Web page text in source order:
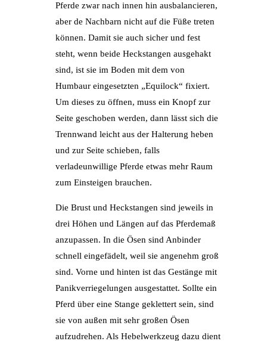
Pferde zwar nach innen hin ausbalancieren,
aber de Nachbarn nicht auf die Füße treten
können. Damit sie auch sicher und fest
steht, wenn beide Heckstangen ausgehakt
sind, ist sie im Boden mit dem von
Humbaur eingesetzten „Equilock“ fixiert.
Um dieses zu öffnen, muss ein Knopf zur
Seite geschoben werden, dann lässt sich die
Trennwand leicht aus der Halterung heben
und zur Seite schieben, falls
verladeunwillige Pferde etwas mehr Raum
zum Einsteigen brauchen.
Die Brust und Heckstangen sind jeweils in
drei Höhen und Längen auf das Pferdemaß
anzupassen. In die Ösen sind Anbinder
schnell eingefädelt, weil sie angenehm groß
sind. Vorne und hinten ist das Gestänge mit
Panikverriegelungen ausgestattet. Sollte ein
Pferd über eine Stange geklettert sein, sind
sie von außen mit sehr großen Ösen
aufzudrehen. Als Hebelwerkzeug dazu dient